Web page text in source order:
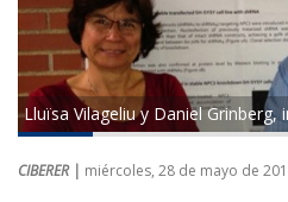
Lluïsa Vilageliu y Daniel Grinberg,
CIBERER | miércoles, 28 de mayo de